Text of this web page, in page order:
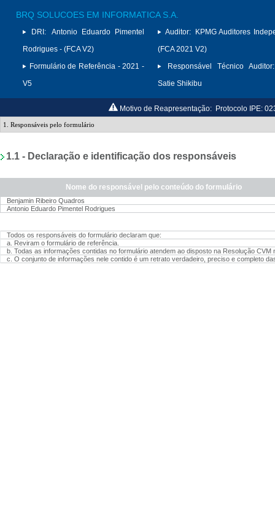
BRQ SOLUCOES EM INFORMATICA S.A.
DRI:
Antonio Eduardo Pimentel
Rodrigues - (FCA V2)
Formulário de Referência - 2021 -
V5
Auditor:
KPMG Auditores
(FCA 2021 V2)
Responsável Técnico Auditor:
Satie Shikibu
Motivo de Reapresentação: Protocolo IPE: